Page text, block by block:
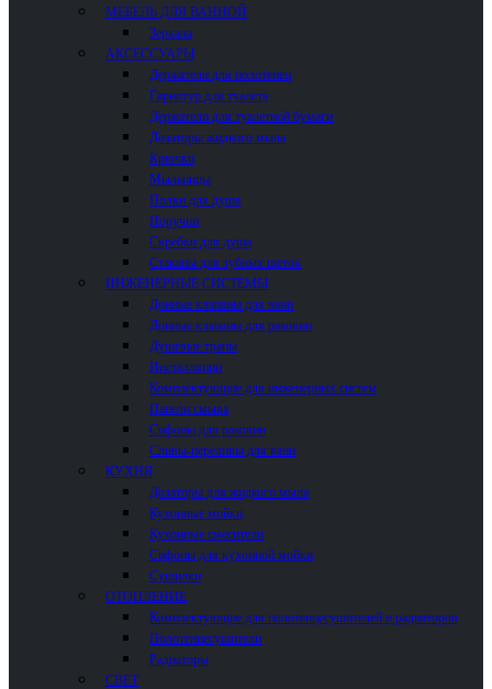
МЕБЕЛЬ ДЛЯ ВАННОЙ
Зеркала
АКСЕССУАРЫ
Держатели для полотенец
Гарнитур для туалета
Держатели для туалетной бумаги
Дозаторы жидкого мыла
Крючки
Мыльницы
Полки для душа
Поручни
Скребки для душа
Стаканы для зубных щеток
ИНЖЕНЕРНЫЕ СИСТЕМЫ
Донные клапаны для ванн
Донные клапаны для раковин
Душевые трапы
Инсталляции
Комплектующие для инженерных систем
Панели смыва
Сифоны для раковин
Сливы-переливы для ванн
КУХНЯ
Дозаторы для жидкого мыла
Кухонные мойки
Кухонные смесители
Сифоны для кухонной мойки
Сушилки
ОТОПЛЕНИЕ
Комплектующие для полотенцесушителей и радиаторов
Полотенцесушители
Радиаторы
СВЕТ